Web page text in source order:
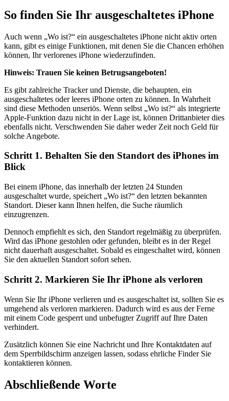
So finden Sie Ihr ausgeschaltetes iPhone
Auch wenn „Wo ist?“ ein ausgeschaltetes iPhone nicht aktiv orten
kann, gibt es einige Funktionen, mit denen Sie die Chancen erhöhen
können, Ihr verlorenes iPhone wiederzufinden.
Hinweis: Trauen Sie keinen Betrugsangeboten!
Es gibt zahlreiche Tracker und Dienste, die behaupten, ein
ausgeschaltetes oder leeres iPhone orten zu können. In Wahrheit
sind diese Methoden unseriös. Wenn selbst „Wo ist?“ als integrierte
Apple-Funktion dazu nicht in der Lage ist, können Drittanbieter dies
ebenfalls nicht. Verschwenden Sie daher weder Zeit noch Geld für
solche Angebote.
Schritt 1. Behalten Sie den Standort des iPhones im
Blick
Bei einem iPhone, das innerhalb der letzten 24 Stunden
ausgeschaltet wurde, speichert „Wo ist?“ den letzten bekannten
Standort. Dieser kann Ihnen helfen, die Suche räumlich
einzugrenzen.
Dennoch empfiehlt es sich, den Standort regelmäßig zu überprüfen.
Wird das iPhone gestohlen oder gefunden, bleibt es in der Regel
nicht dauerhaft ausgeschaltet. Sobald es eingeschaltet wird, können
Sie den aktuellen Standort sofort sehen.
Schritt 2. Markieren Sie Ihr iPhone als verloren
Wenn Sie Ihr iPhone verlieren und es ausgeschaltet ist, sollten Sie es
umgehend als verloren markieren. Dadurch wird es aus der Ferne
mit einem Code gesperrt und unbefugter Zugriff auf Ihre Daten
verhindert.
Zusätzlich können Sie eine Nachricht und Ihre Kontaktdaten auf
dem Sperrbildschirm anzeigen lassen, sodass ehrliche Finder Sie
kontaktieren können.
Abschließende Worte